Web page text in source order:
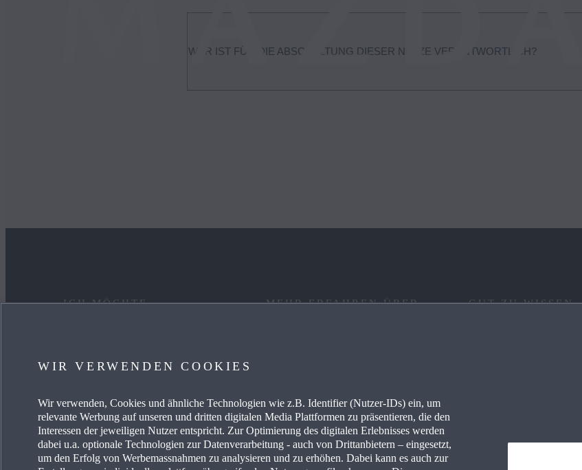
WER IST FÜR DIE ABSCHALTUNG DIESER NETZE VERANTWORTLICH?
ICH MÖCHTE
MEIN AUTO PFLEGEN
HÄNDLER SUCHEN
MEHR ERFAHREN ÜBER
AKTUELLES
MAZDA-PRESSEPORTAL
GUT ZU WISSEN
WIR VERWENDEN COOKIES
Wir verwenden, Cookies und ähnliche Technologien wie z.B. Identifier (Nutzer-IDs) ein, um
relevante Werbung auf unseren und dritten digitalen Media Plattformen zu präsentieren, die den
Interessen der jeweiligen Nutzer entspricht. Zur Optimierung des digitalen Erlebnisses werden
dabei u.a. optionale Technologien zur Datenverarbeitung - auch von Drittanbietern – eingesetzt,
um den Erfolg von Werbemassnahmen zu analysieren und zu erhöhen. Dabei kann es auch zur